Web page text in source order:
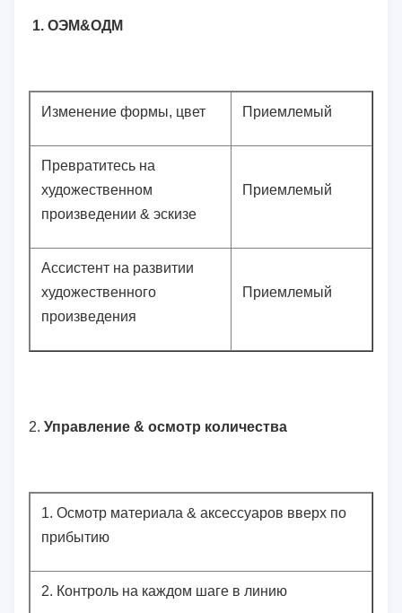
1. ОЭМ&ОДМ
Изменение формы, цвет Приемлемый
Превратитесь на
художественном
произведении & эскизе
Приемлемый
Ассистент на развитии
художественного
произведения
Приемлемый
2. Управление & осмотр количества
1. Осмотр материала & аксессуаров вверх по
прибытию
2. Контроль на каждом шаге в линию